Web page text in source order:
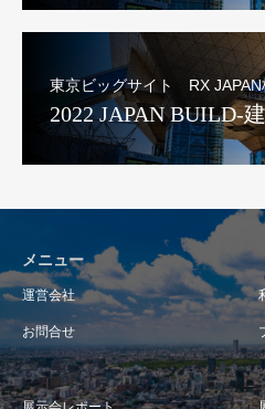
東京ビッグサイト RX JAPAN
2022 JAPAN BUILD-
メニュー
運営会社
お問合せ